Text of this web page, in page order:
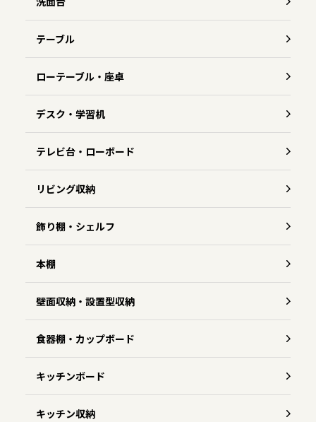
テーブル
ローテーブル・座卓
デスク・学習机
テレビ台・ローボード
リビング収納
飾り棚・シェルフ
本棚
壁面収納・設置型収納
食器棚・カップボード
キッチンボード
キッチン収納